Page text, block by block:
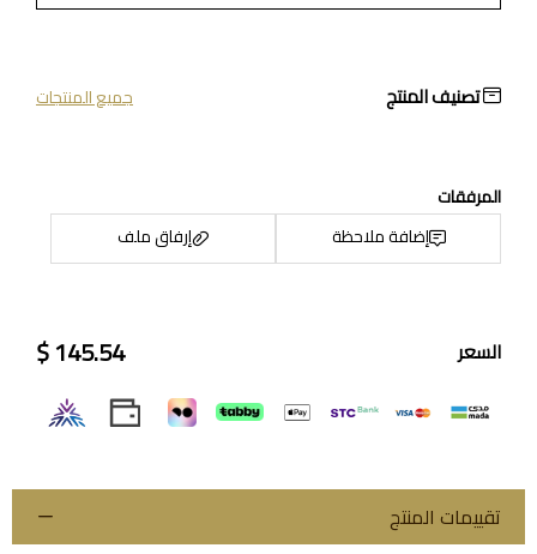
تصنيف المنتج جميع المنتجات
المرفقات
إضافة ملاحظة
إرفاق ملف
السعر 145.54 $
تقييمات المنتج